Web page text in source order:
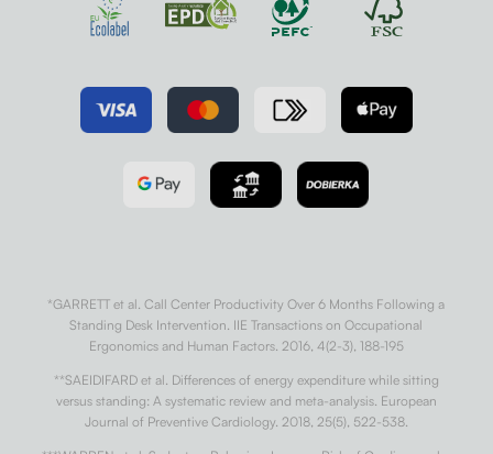
*GARRETT et al. Call Center Productivity Over 6 Months Following a
Standing Desk Intervention. IIE Transactions on Occupational
Ergonomics and Human Factors. 2016, 4(2-3), 188-195
**SAEIDIFARD et al. Differences of energy expenditure while sitting
versus standing: A systematic review and meta-analysis. European
Journal of Preventive Cardiology. 2018, 25(5), 522-538.